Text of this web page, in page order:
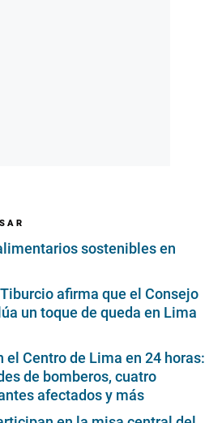
sostenibles en
afirma que el Consejo
un toque de queda en Lima
el Centro de Lima en 24 horas:
de bomberos, cuatro
afectados y más